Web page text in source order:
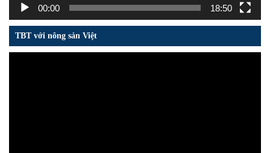
00:00 18:50
TBT với nông sản Việt